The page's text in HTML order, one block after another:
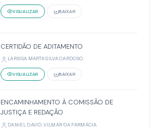
VISUALIZAR BAIXAR
CERTIDÃO DE ADITAMENTO
LARISSA MARTA SILVA CARDOSO
VISUALIZAR BAIXAR
ENCAMINHAMENTO À COMISSÃO DE
JUSTIÇA E REDAÇÃO
DANIEL DAVID, VILMAR DA FARMÁCIA